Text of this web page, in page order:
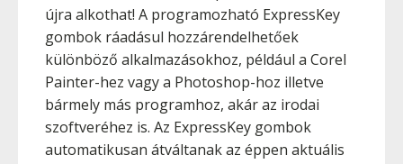
újra alkothat! A programozható ExpressKey
gombok ráadásul hozzárendelhetőek
különböző alkalmazásokhoz, például a Corel
Painter-hez vagy a Photoshop-hoz illetve
bármely más programhoz, akár az irodai
szoftveréhez is. Az ExpressKey gombok
automatikusan átváltanak az éppen aktuális